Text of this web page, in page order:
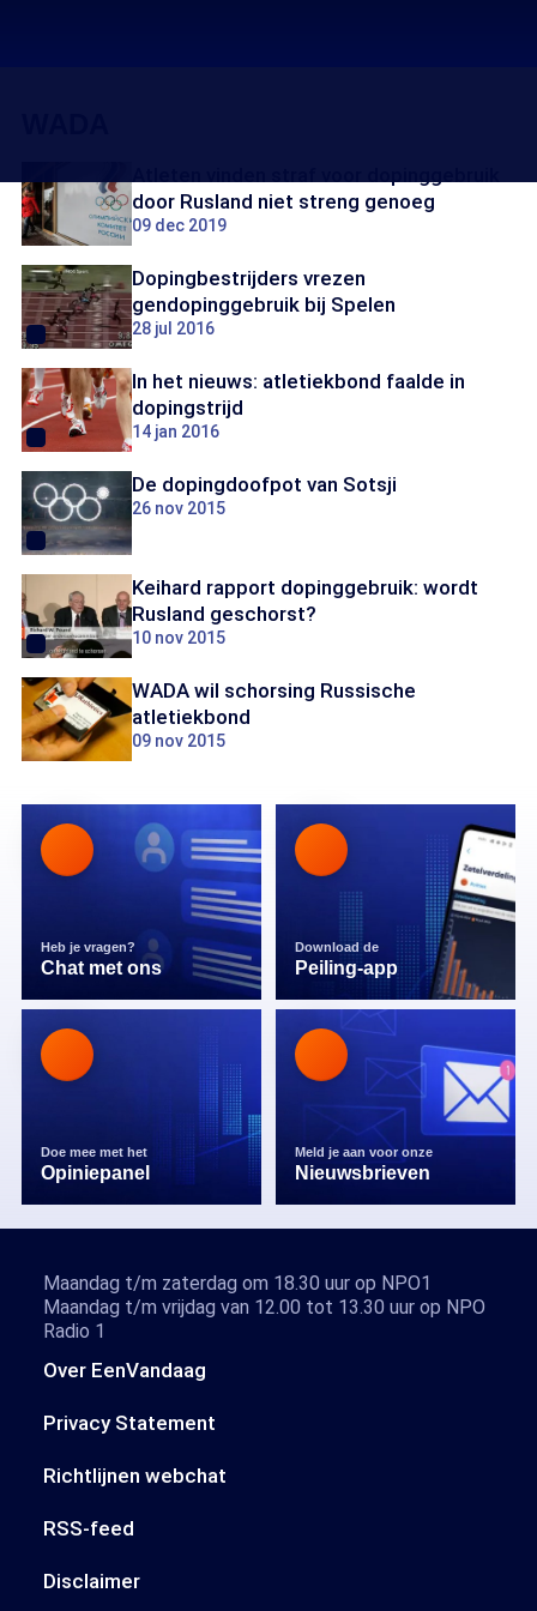
door Rusland niet streng genoeg
09 dec 2019
Dopingbestrijders vrezen
gendopinggebruik bij Spelen
28 jul 2016
In het nieuws: atletiekbond faalde in
dopingstrijd
14 jan 2016
De dopingdoofpot van Sotsji
26 nov 2015
Keihard rapport dopinggebruik: wordt
Rusland geschorst?
10 nov 2015
WADA wil schorsing Russische
atletiekbond
09 nov 2015
Heb je vragen?
Chat met ons
Download de
Peiling-app
Doe mee met het
Opiniepanel
Meld je aan voor onze
Nieuwsbrieven
Over EenVandaag
Privacy Statement
Richtlijnen webchat
RSS-feed
Disclaimer
Maandag t/m zaterdag om 18.30 uur op NPO1
Maandag t/m vrijdag van 12.00 tot 13.30 uur op NPO
Radio 1